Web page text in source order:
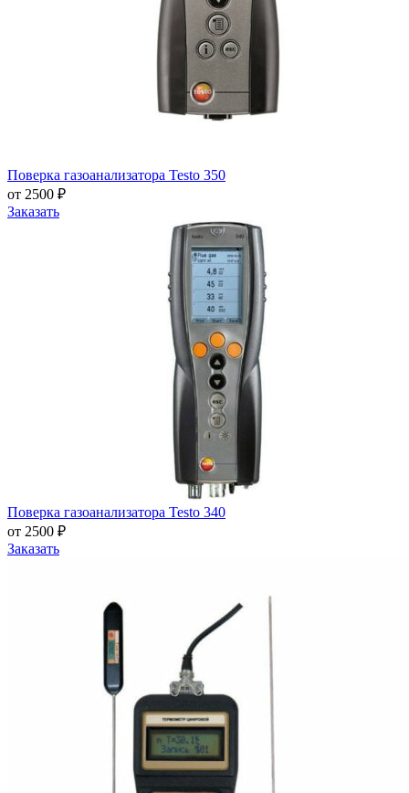
Поверка газоанализатора Testo 350
от 2500 ₽
Заказать
Поверка газоанализатора Testo 340
от 2500 ₽
Заказать